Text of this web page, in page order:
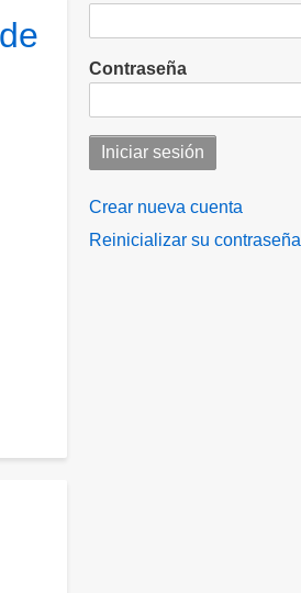
Contraseña
Crear nueva cuenta
Reinicializar su contraseña